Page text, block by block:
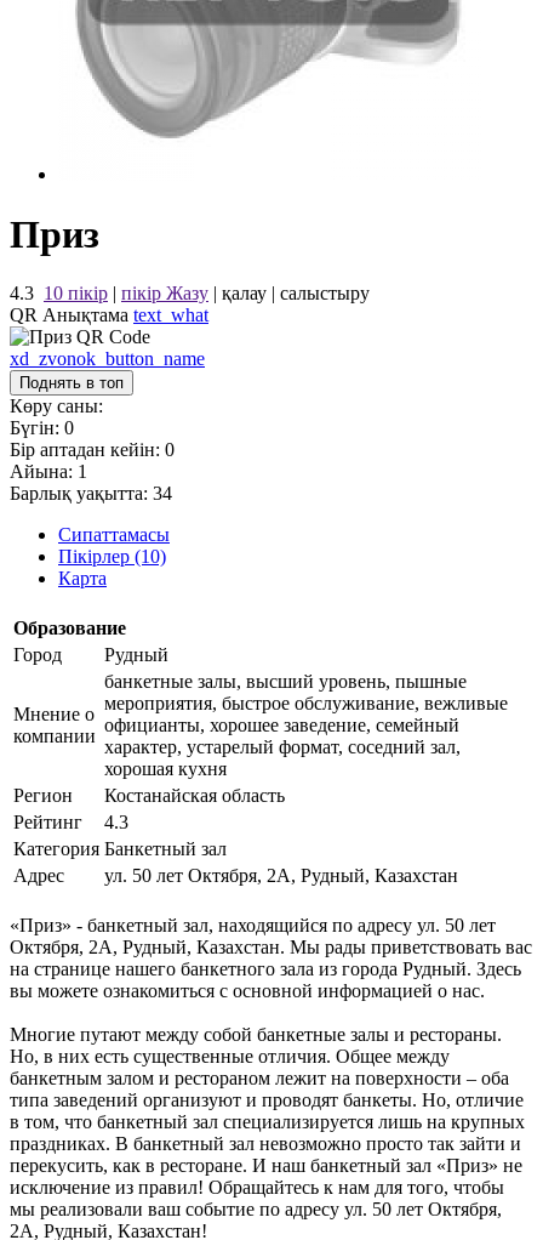
Приз
4.3 10 пікір | пікір Жазу | қалау | салыстыру
QR Анықтама text_what
xd_zvonok_button_name
Поднять в топ
Көру саны:
Бүгін: 0
Бір аптадан кейін: 0
Айына: 1
Барлық уақытта: 34
Сипаттамасы
Пікірлер (10)
Карта
Образование
Город
Рудный
Мнение о
компании
банкетные залы, высший уровень, пышные
мероприятия, быстрое обслуживание, вежливые
официанты, хорошее заведение, семейный
характер, устарелый формат, соседний зал,
хорошая кухня
Регион
Костанайская область
Рейтинг
4.3
Категория Банкетный зал
Адрес
ул. 50 лет Октября, 2А, Рудный, Казахстан
«Приз» - банкетный зал, находящийся по адресу ул. 50 лет
Октября, 2А, Рудный, Казахстан. Мы рады приветствовать вас
на странице нашего банкетного зала из города Рудный. Здесь
вы можете ознакомиться с основной информацией о нас.
Многие путают между собой банкетные залы и рестораны.
Но, в них есть существенные отличия. Общее между
банкетным залом и рестораном лежит на поверхности – оба
типа заведений организуют и проводят банкеты. Но, отличие
в том, что банкетный зал специализируется лишь на крупных
праздниках. В банкетный зал невозможно просто так зайти и
перекусить, как в ресторане. И наш банкетный зал «Приз» не
исключение из правил! Обращайтесь к нам для того, чтобы
мы реализовали ваш событие по адресу ул. 50 лет Октября,
2А, Рудный, Казахстан!